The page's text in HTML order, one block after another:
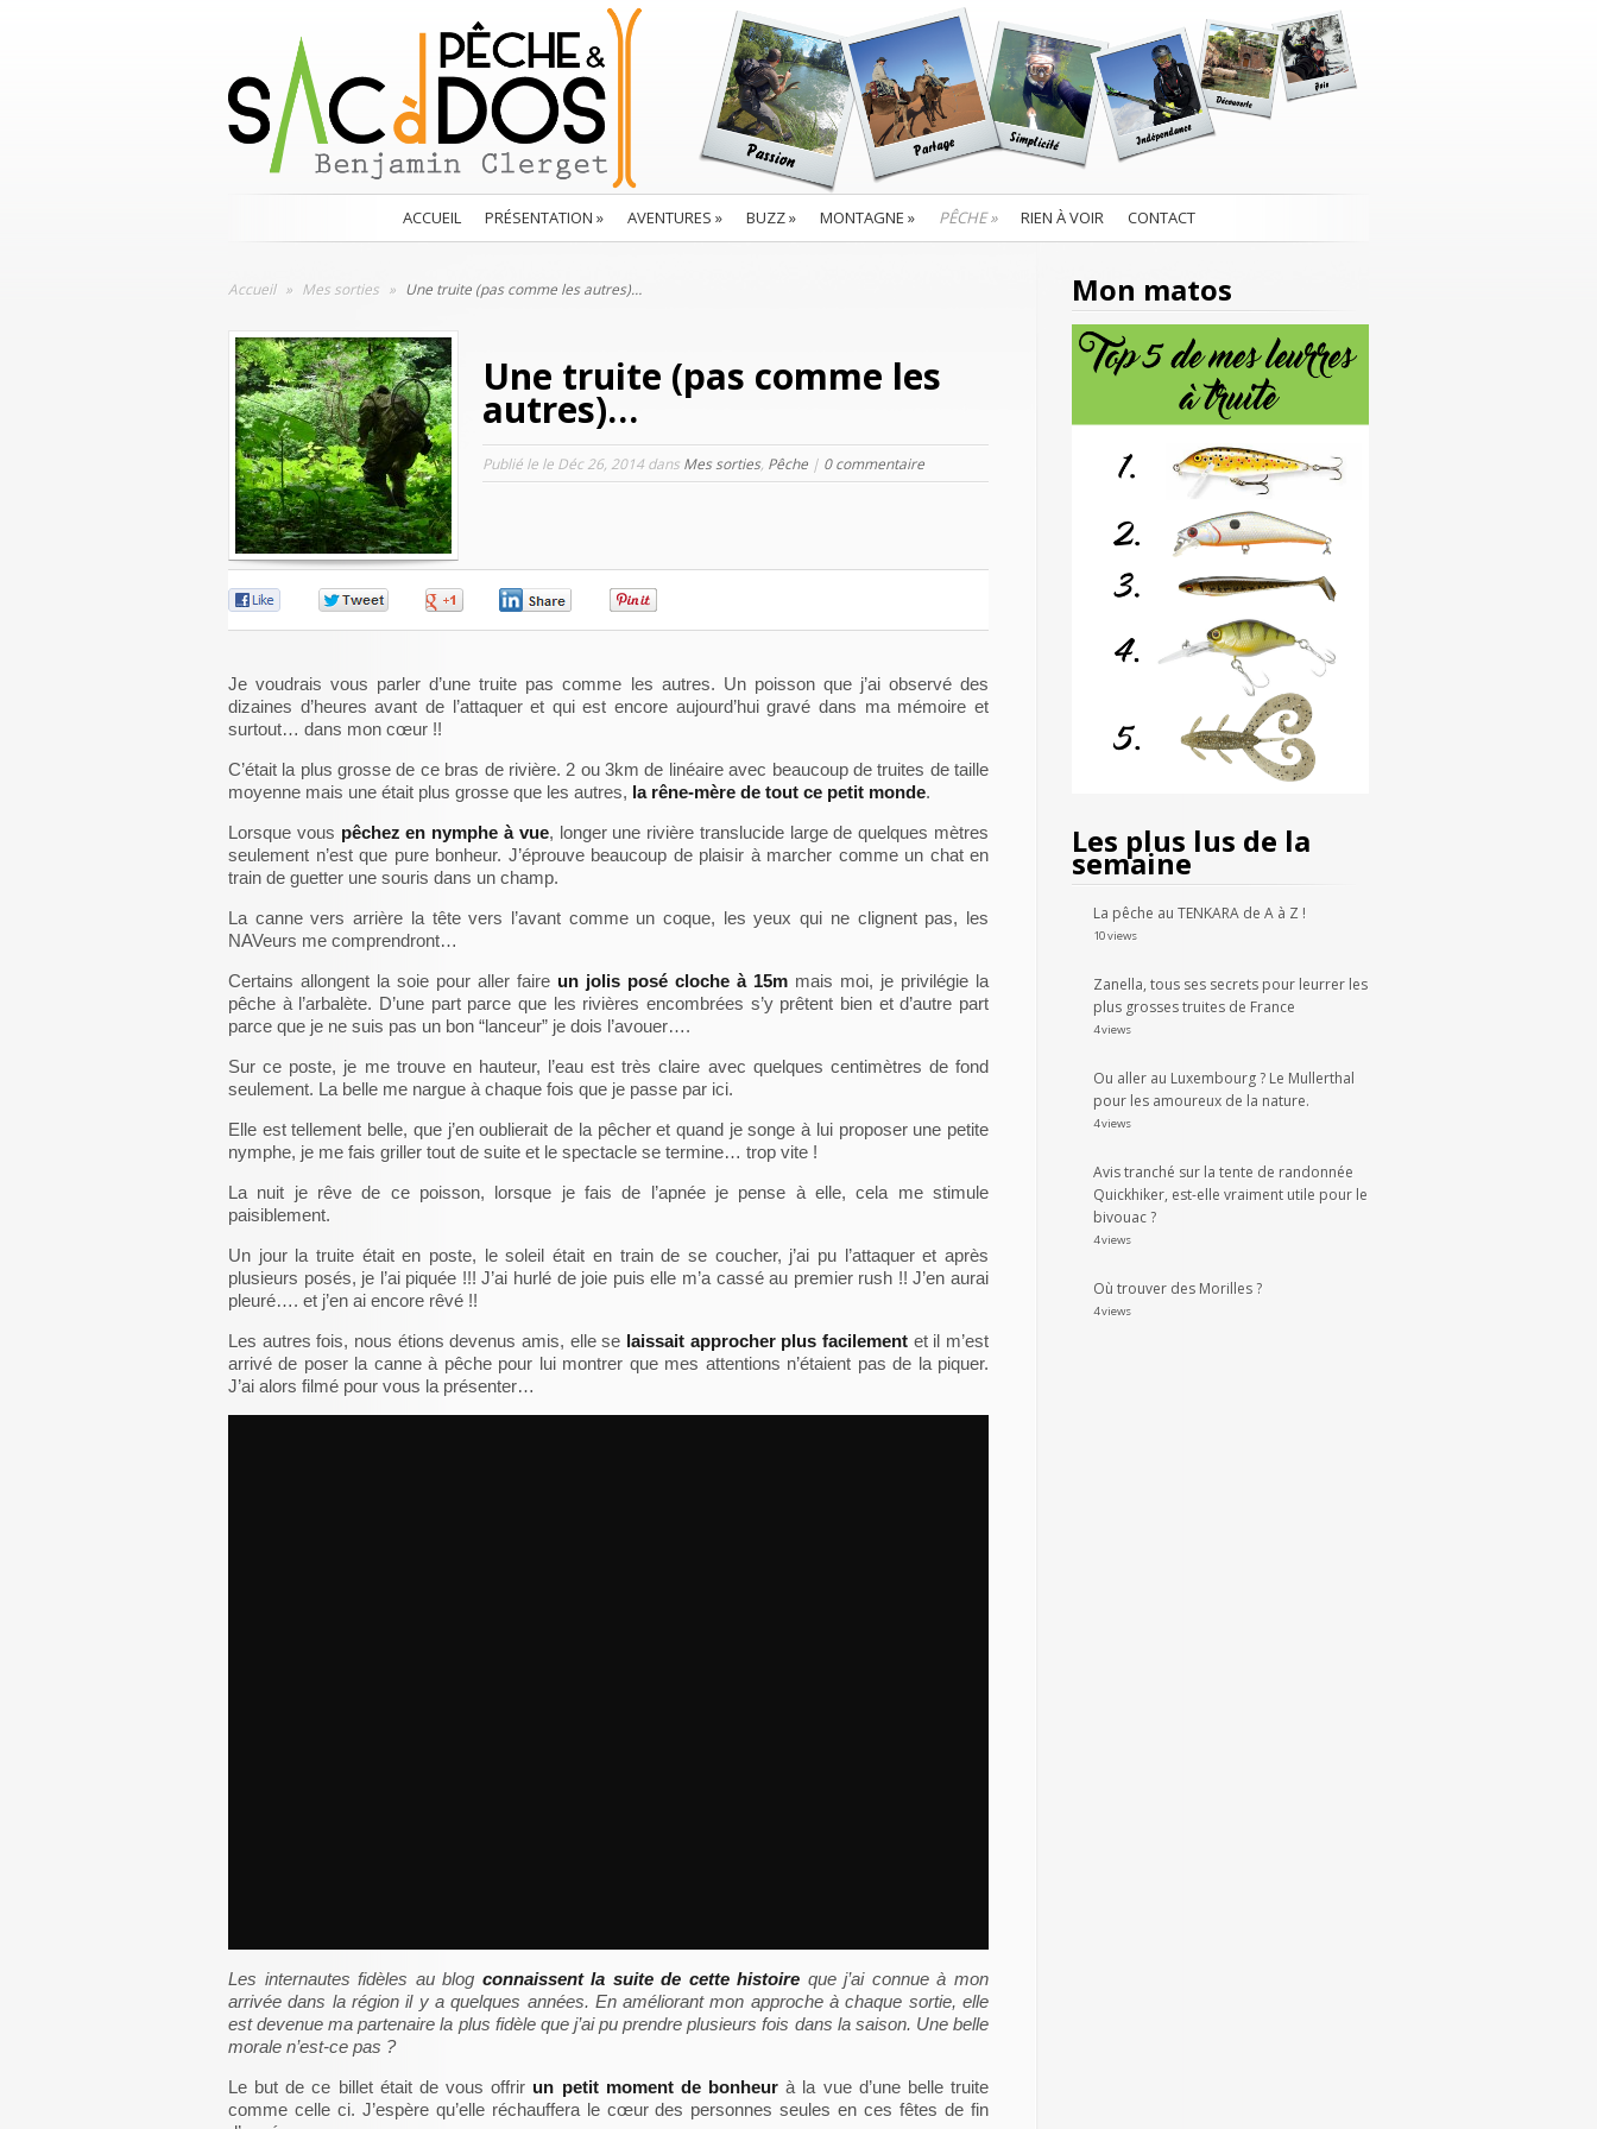
ACCUEIL PRÉSENTATION » AVENTURES » BUZZ» MONTAGNE » PÊCHE» RIEN À VOIR CONTACT
Accueil » Mes sorties » Une truite (pas comme les autres)…
Une truite (pas comme les
autres)…
Publié le le Déc 26, 2014 dans Mes sorties, Pêche | 0 commentaire
Je voudrais vous parler d’une truite pas comme les autres. Un poisson que j’ai observé des
dizaines d’heures avant de l’attaquer et qui est encore aujourd’hui gravé dans ma mémoire et
surtout… dans mon cœur !!
C’était la plus grosse de ce bras de rivière. 2 ou 3km de linéaire avec beaucoup de truites de taille
moyenne mais une était plus grosse que les autres, la rêne-mère de tout ce petit monde.
Lorsque vous pêchez en nymphe à vue, longer une rivière translucide large de quelques mètres
seulement n’est que pure bonheur. J’éprouve beaucoup de plaisir à marcher comme un chat en
train de guetter une souris dans un champ.
La canne vers arrière la tête vers l’avant comme un coque, les yeux qui ne clignent pas, les
NAVeurs me comprendront…
Certains allongent la soie pour aller faire un jolis posé cloche à 15m mais moi, je privilégie la
pêche à l’arbalète. D’une part parce que les rivières encombrées s’y prêtent bien et d’autre part
parce que je ne suis pas un bon “lanceur” je dois l’avouer….
Sur ce poste, je me trouve en hauteur, l’eau est très claire avec quelques centimètres de fond
seulement. La belle me nargue à chaque fois que je passe par ici.
Elle est tellement belle, que j’en oublierait de la pêcher et quand je songe à lui proposer une petite
nymphe, je me fais griller tout de suite et le spectacle se termine… trop vite !
La nuit je rêve de ce poisson, lorsque je fais de l’apnée je pense à elle, cela me stimule
paisiblement.
Un jour la truite était en poste, le soleil était en train de se coucher, j’ai pu l’attaquer et après
plusieurs posés, je l’ai piquée !!! J’ai hurlé de joie puis elle m’a cassé au premier rush !! J’en aurai
pleuré…. et j’en ai encore rêvé !!
Les autres fois, nous étions devenus amis, elle se laissait approcher plus facilement et il m’est
arrivé de poser la canne à pêche pour lui montrer que mes attentions n’étaient pas de la piquer.
J’ai alors filmé pour vous la présenter…
Les internautes fidèles au blog connaissent la suite de cette histoire que j’ai connue à mon
arrivée dans la région il y a quelques années. En améliorant mon approche à chaque sortie, elle
est devenue ma partenaire la plus fidèle que j’ai pu prendre plusieurs fois dans la saison. Une belle
morale n’est-ce pas ?
Le but de ce billet était de vous offrir un petit moment de bonheur à la vue d’une belle truite
comme celle ci. J’espère qu’elle réchauffera le cœur des personnes seules en ces fêtes de fin
Mon matos
Les plus lus de la
semaine
La pêche au TENKARA de A à Z !
10 views
Zanella, tous ses secrets pour leurrer les
plus grosses truites de France
4 views
Ou aller au Luxembourg ? Le Mullerthal
pour les amoureux de la nature.
4 views
Avis tranché sur la tente de randonnée
Quickhiker, est-elle vraiment utile pour le
bivouac ?
4 views
Où trouver des Morilles ?
4 views